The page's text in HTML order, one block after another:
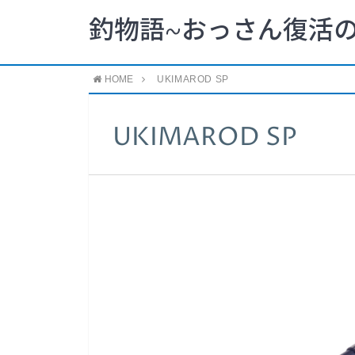
釣物語~おっさん復活
HOME UKIMAROD SP
UKIMAROD SP